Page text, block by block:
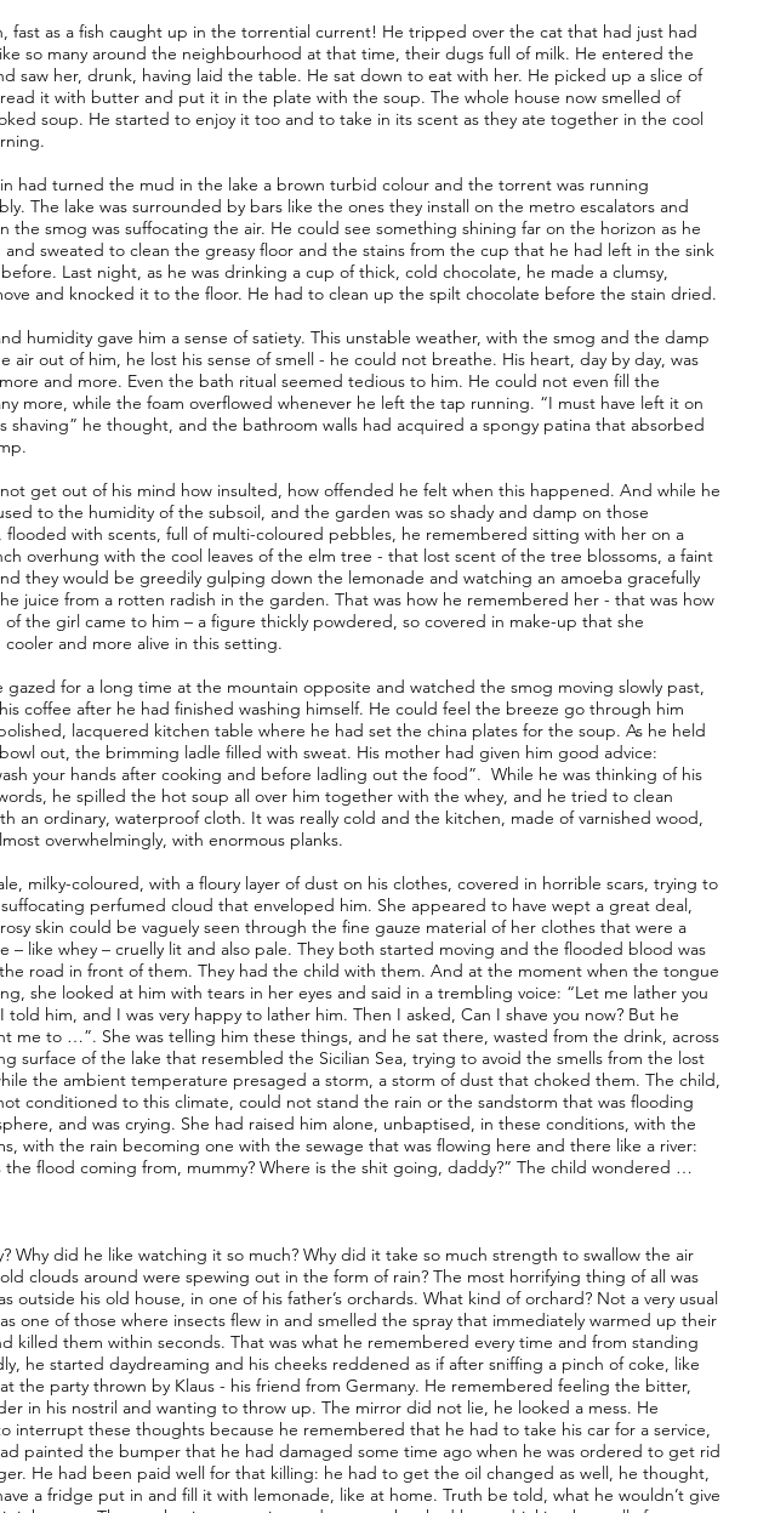
fast as a fish caught up in the torrential current! He tripped over the cat that had just had
so many around the neighbourhood at that time, their dugs full of milk. He entered the
saw her, drunk, having laid the table. He sat down to eat with her. He picked up a slice of
it with butter and put it in the plate with the soup. The whole house now smelled of
soup. He started to enjoy it too and to take in its scent as they ate together in the cool
had turned the mud in the lake a brown turbid colour and the torrent was running
The lake was surrounded by bars like the ones they install on the metro escalators and
the smog was suffocating the air. He could see something shining far on the horizon as he
sweated to clean the greasy floor and the stains from the cup that he had left in the sink
Last night, as he was drinking a cup of thick, cold chocolate, he made a clumsy,
and knocked it to the floor. He had to clean up the spilt chocolate before the stain dried.
humidity gave him a sense of satiety. This unstable weather, with the smog and the damp
air out of him, he lost his sense of smell - he could not breathe. His heart, day by day, was
and more. Even the bath ritual seemed tedious to him. He could not even fill the
more, while the foam overflowed whenever he left the tap running. “I must have left it on
shaving” he thought, and the bathroom walls had acquired a spongy patina that absorbed
get out of his mind how insulted, how offended he felt when this happened. And while he
to the humidity of the subsoil, and the garden was so shady and damp on those
flooded with scents, full of multi-coloured pebbles, he remembered sitting with her on a
overhung with the cool leaves of the elm tree - that lost scent of the tree blossoms, a faint
they would be greedily gulping down the lemonade and watching an amoeba gracefully
juice from a rotten radish in the garden. That was how he remembered her - that was how
the girl came to him – a figure thickly powdered, so covered in make-up that she
and more alive in this setting.
gazed for a long time at the mountain opposite and watched the smog moving slowly past,
coffee after he had finished washing himself. He could feel the breeze go through him
lacquered kitchen table where he had set the china plates for the soup. As he held
out, the brimming ladle filled with sweat. His mother had given him good advice:
your hands after cooking and before ladling out the food”. While he was thinking of his
he spilled the hot soup all over him together with the whey, and he tried to clean
an ordinary, waterproof cloth. It was really cold and the kitchen, made of varnished wood,
overwhelmingly, with enormous planks.
milky-coloured, with a floury layer of dust on his clothes, covered in horrible scars, trying to
perfumed cloud that enveloped him. She appeared to have wept a great deal,
skin could be vaguely seen through the fine gauze material of her clothes that were a
– like whey – cruelly lit and also pale. They both started moving and the flooded blood was
road in front of them. They had the child with them. And at the moment when the tongue
she looked at him with tears in her eyes and said in a trembling voice: “Let me lather you
told him, and I was very happy to lather him. Then I asked, Can I shave you now? But he
me to …”. She was telling him these things, and he sat there, wasted from the drink, across
surface of the lake that resembled the Sicilian Sea, trying to avoid the smells from the lost
the ambient temperature presaged a storm, a storm of dust that choked them. The child,
conditioned to this climate, could not stand the rain or the sandstorm that was flooding
and was crying. She had raised him alone, unbaptised, in these conditions, with the
with the rain becoming one with the sewage that was flowing here and there like a river:
the flood coming from, mummy? Where is the shit going, daddy?” The child wondered …
Why did he like watching it so much? Why did it take so much strength to swallow the air
clouds around were spewing out in the form of rain? The most horrifying thing of all was
outside his old house, in one of his father’s orchards. What kind of orchard? Not a very usual
one of those where insects flew in and smelled the spray that immediately warmed up their
killed them within seconds. That was what he remembered every time and from standing
he started daydreaming and his cheeks reddened as if after sniffing a pinch of coke, like
the party thrown by Klaus - his friend from Germany. He remembered feeling the bitter,
in his nostril and wanting to throw up. The mirror did not lie, he looked a mess. He
interrupt these thoughts because he remembered that he had to take his car for a service,
painted the bumper that he had damaged some time ago when he was ordered to get rid
He had been paid well for that killing: he had to get the oil changed as well, he thought,
a fridge put in and fill it with lemonade, like at home. Truth be told, what he wouldn’t give